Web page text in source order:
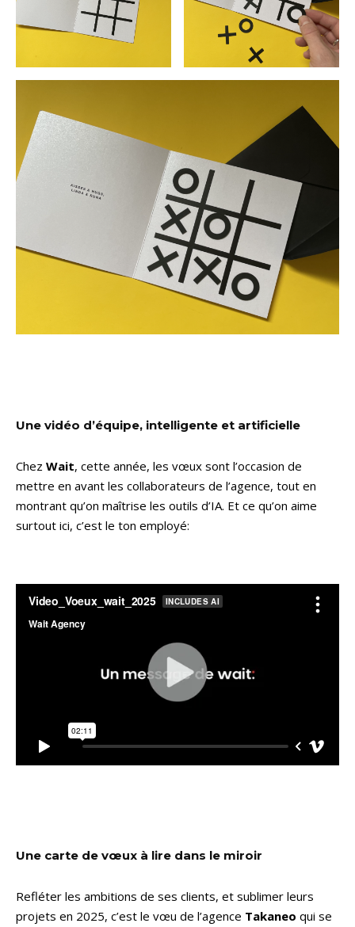
Une vidéo d’équipe, intelligente et artificielle
Chez Wait, cette année, les vœux sont l’occasion de
mettre en avant les collaborateurs de l’agence, tout en
montrant qu’on maîtrise les outils d’IA. Et ce qu’on aime
surtout ici, c’est le ton employé:
Une carte de vœux à lire dans le miroir
Refléter les ambitions de ses clients, et sublimer leurs
projets en 2025, c’est le vœu de l’agence Takaneo qui se